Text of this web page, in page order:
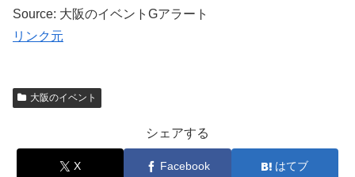
Source: 大阪のイベントGアラート
リンク元
大阪のイベント
シェアする
X Facebook はてブ